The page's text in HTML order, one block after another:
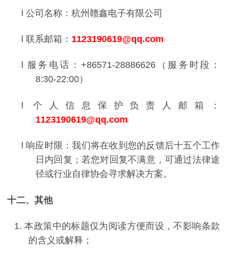
l 公司名称：杭州赣鑫电子有限公司
联系邮箱： 1123190619@qq.com
服务电话： +86571-28886626 （服务时段：
8:30-22:00）
l 个人信息保护负责人邮箱：
1123190619@qq.com
l响应时限：我们将在收到您的反馈后十五个工作
日内回复；若您对回复不满意，可通过法律途
径或行业自律协会寻求解决方案。
十二、其他
1.本政策中的标题仅为阅读方便而设，不影响条款
的含义或解释；